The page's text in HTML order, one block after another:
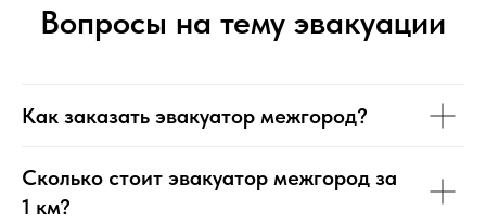
Вопросы на тему эвакуации
Как заказать эвакуатор межгород?
Сколько стоит эвакуатор межгород за
1 км?